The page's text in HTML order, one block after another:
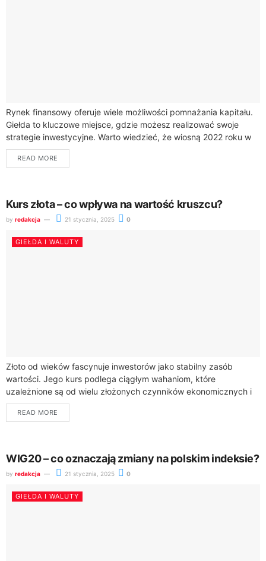
Rynek finansowy oferuje wiele możliwości pomnażania kapitału.
Giełda to kluczowe miejsce, gdzie możesz realizować swoje
strategie inwestycyjne. Warto wiedzieć, że wiosną 2022 roku w
Polsce działało blisko 50 domów maklerskich,...
READ MORE
Kurs złota – co wpływa na wartość kruszcu?
by redakcja 21 stycznia, 2025 0
GIEŁDA I WALUTY
Złoto od wieków fascynuje inwestorów jako stabilny zasób
wartości. Jego kurs podlega ciągłym wahaniom, które
uzależnione są od wielu złożonych czynników ekonomicznych i
geopolitycznych. Zrozumienie mechanizmów wpływających na
cenę tego...
READ MORE
WIG20 – co oznaczają zmiany na polskim indeksie?
by redakcja 21 stycznia, 2025 0
GIEŁDA I WALUTY